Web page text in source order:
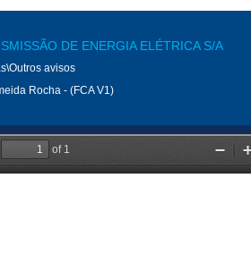
DE ENERGIA ELÉTRICA S/A
avisos
Rocha - (FCA V1)